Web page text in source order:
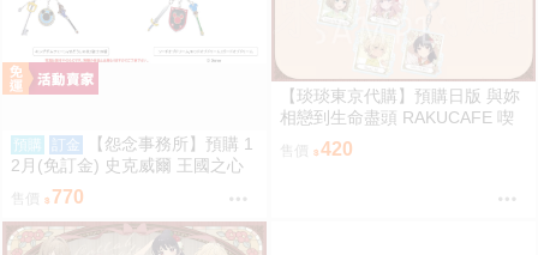
預購 訂金
【怨念事務所】預購 1
2月(免訂金) 史克威爾 王國之心
系列 金屬吊飾 鑰匙圈 2款分售 再
再販 0824
770
【琰琰東京代購】預購日版 與妳
相戀到生命盡頭 RAKUCAFE 喫
茶 吊飾 席娜 美美 星蘭 亞里
420